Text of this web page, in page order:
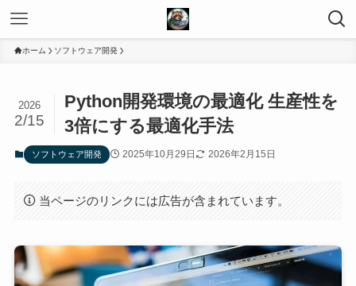
ホーム ソフトウェア開発
Python開発環境の最適化 生産性を
3倍にする最適化手法
2026
2/15
ソフトウェア開発 2025年10月29日 2026年2月15日
当ページのリンクには広告が含まれています。